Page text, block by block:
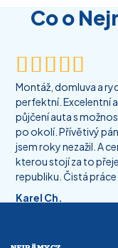
Co o

Montáž, domluva a
perfektní. Excelentní
půjčení auta s
po okolí. Přívětivý
jsem roky nezažil. A
kterou stojí za to
republiku. Čistá práce.
Karel Ch.